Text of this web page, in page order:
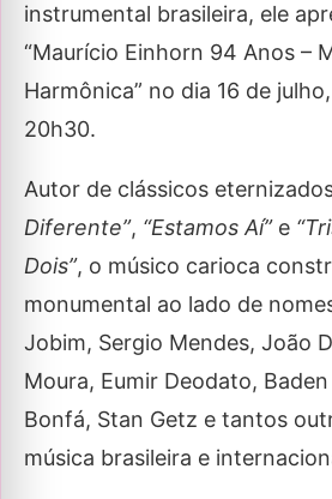
instrumental brasileira, ele
“Maurício Einhorn 94 Anos –
Harmônica” no dia 16 de
20h30.
Autor de clássicos
Diferente”, “Estamos Aí”e
Dois”, o músico carioca
monumental ao lado de
Jobim, Sergio Mendes, João
Moura, Eumir Deodato,
Bonfá, Stan Getz e tantos
música brasileira e